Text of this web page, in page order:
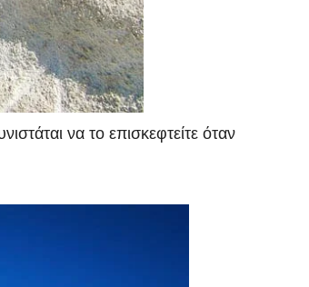
να το επισκεφτείτε όταν